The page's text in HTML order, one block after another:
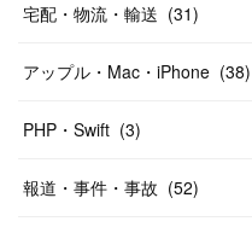
宅配・物流・輸送 (31)
アップル・Mac・iPhone (38)
PHP・Swift (3)
報道・事件・事故 (52)